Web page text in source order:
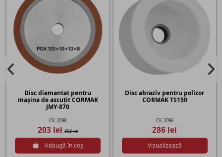
Disc diamantat pentru
mașina de ascuțit CORMAK
JMY-870
CK.2098
203 lei303 lei
Adaugă în coș
Disc abraziv pentru polizor
CORMAK TS150
CK.2096
286 lei
Vizualizează